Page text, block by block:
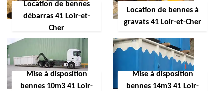
Location de bennes
débarras 41 Loir-et-
Cher
Location de bennes à
gravats 41 Loir-et-Cher
Mise à disposition
bennes 10m3 41 Loir-
Mise à disposition
bennes 14m3 41 Loir-